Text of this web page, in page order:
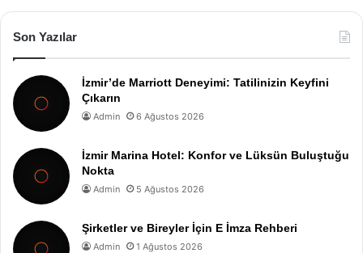
Son Yazılar
İzmir’de Marriott Deneyimi: Tatilinizin Keyfini
Çıkarın
Admin 6 Ağustos 2026
İzmir Marina Hotel: Konfor ve Lüksün Buluştuğu
Nokta
Admin 5 Ağustos 2026
Şirketler ve Bireyler İçin E İmza Rehberi
Admin 1 Ağustos 2026